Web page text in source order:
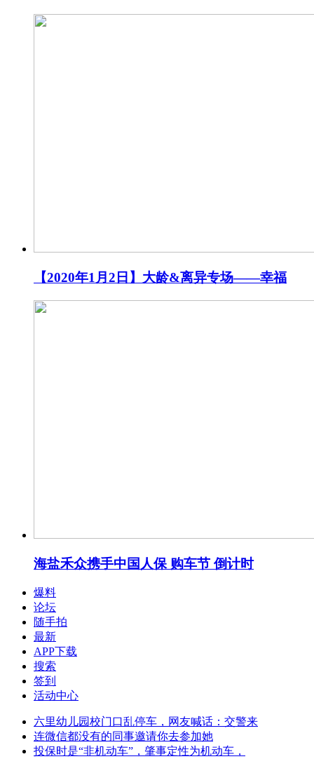
【2020年1月2日】大龄&离异专场——幸福
海盐禾众携手中国人保 购车节 倒计时
爆料
论坛
随手拍
最新
APP下载
搜索
签到
活动中心
六里幼儿园校门口乱停车，网友喊话：交警来
连微信都没有的同事邀请你去参加她
投保时是“非机动车”，肇事定性为机动车，